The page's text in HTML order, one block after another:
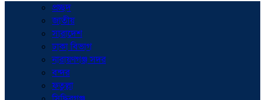
প্রচ্ছদ
জাতীয়
সারাদেশ
ঢাকা বিভাগ
নারায়ণগঞ্জ সদর
বন্দর
ফতুল্লা